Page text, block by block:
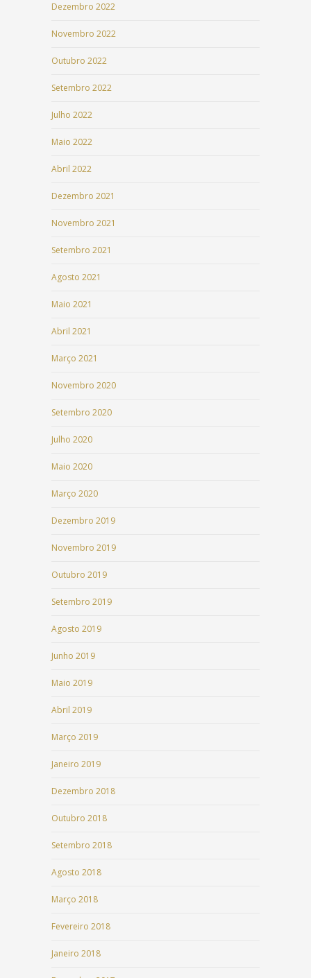
Dezembro 2022
Novembro 2022
Outubro 2022
Setembro 2022
Julho 2022
Maio 2022
Abril 2022
Dezembro 2021
Novembro 2021
Setembro 2021
Agosto 2021
Maio 2021
Abril 2021
Março 2021
Novembro 2020
Setembro 2020
Julho 2020
Maio 2020
Março 2020
Dezembro 2019
Novembro 2019
Outubro 2019
Setembro 2019
Agosto 2019
Junho 2019
Maio 2019
Abril 2019
Março 2019
Janeiro 2019
Dezembro 2018
Outubro 2018
Setembro 2018
Agosto 2018
Março 2018
Fevereiro 2018
Janeiro 2018